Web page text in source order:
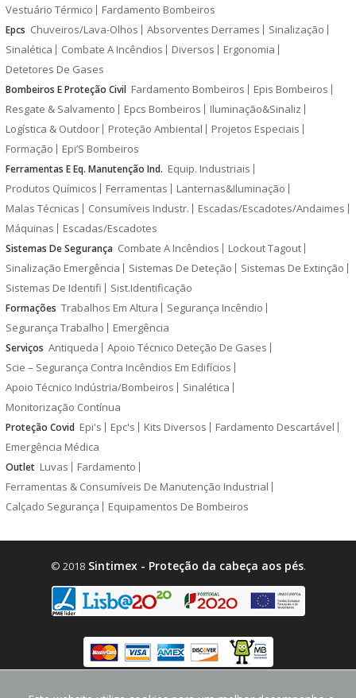
Vestuário Térmico
Fardamento Bombeiros
Epcs Chuveiros/Lava-Olhos Absorventes Derrames
Sinalização
Sinalética
Combate A Incêndios Diversos
Ergonomia
Detetores De Gases
Bombeiros E Proteção Civil Fardamento Bombeiros
Epis Bombeiros
Resgate & Salvamento
Epcs Bombeiros
Iluminação&Sinaliz
Logística & Outdoor
Proteção Ambiental
Projetos Especiais
Formação
Epi’S Bombeiros
Ferramentas E Eq. Manutenção Ind. Equip. Industriais
Produtos Químicos
Ferramentas
Lanternas&Iluminação
Malas Técnicas
Consumíveis Industr.
Escadas/Escadotes/Andaimes
Máquinas
Escadas/Escadotes
Sistemas De Segurança Combate A Incêndios
Lockout Tagout
Sinalização Emergência
Sistemas De Deteção
Sistemas De Extinção
Sistemas De Identifi
Sist.Identificação
Formações Trabalhos Em Altura
Segurança Incêndio
Segurança Trabalho
Emergência
Serviços Antiqueda
Apoio Técnico Deteção De Gases
Scie – Segurança Contra Incêndios Em Edifícios
Apoio Técnico Indústria/Bombeiros
Sinalética
Monitorização Contínua
Proteção Covid Epi's Epc's Kits Diversos
Fardamento Descartável
Emergência Médica
Outlet Luvas
Fardamento
Ferramentas & Consumíveis De Manutenção Industrial
Calçado Segurança
Equipamentos De Bombeiros
© 2018Sintimex - Proteção da cabeça aos pés.